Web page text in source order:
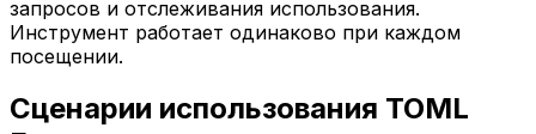
запросов и отслеживания использования.
Инструмент работает одинаково при каждом
посещении.
Сценарии использования TOML